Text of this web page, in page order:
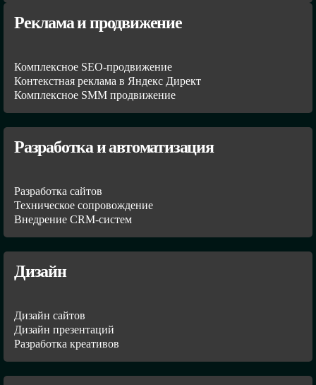
Реклама и продвижение
Комплексное SEO-продвижение
Контекстная реклама в Яндекс Директ
Комплексное SMM продвижение
Разработка и автоматизация
Разработка сайтов
Техническое сопровождение
Внедрение CRM-систем
Дизайн
Дизайн сайтов
Дизайн презентаций
Разработка креативов